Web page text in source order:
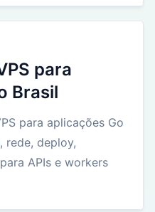
para
Brasil
para aplicações Go
rede, deploy,
APIs e workers